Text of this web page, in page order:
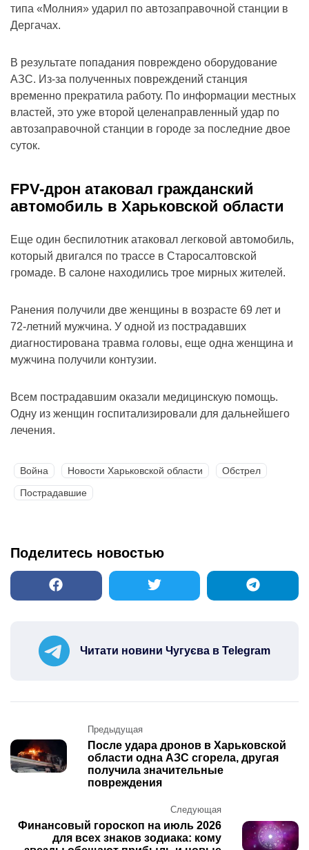
типа «Молния» ударил по автозаправочной станции в
Дергачах.
В результате попадания повреждено оборудование
АЗС. Из-за полученных повреждений станция
временно прекратила работу. По информации местных
властей, это уже второй целенаправленный удар по
автозаправочной станции в городе за последние двое
суток.
FPV-дрон атаковал гражданский
автомобиль в Харьковской области
Еще один беспилотник атаковал легковой автомобиль,
который двигался по трассе в Старосалтовской
громаде. В салоне находились трое мирных жителей.
Ранения получили две женщины в возрасте 69 лет и
72-летний мужчина. У одной из пострадавших
диагностирована травма головы, еще одна женщина и
мужчина получили контузии.
Всем пострадавшим оказали медицинскую помощь.
Одну из женщин госпитализировали для дальнейшего
лечения.
Война Новости Харьковской области
Обстрел
Пострадавшие
Поделитесь новостью
Читати новини Чугуєва в Telegram
navigation
Предыдущая
После удара дронов в Харьковской
области одна АЗС сгорела, другая
получила значительные
повреждения
Следующая
Финансовый гороскоп на июль 2026
для всех знаков зодиака: кому